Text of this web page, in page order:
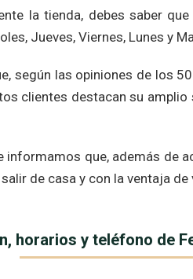
la tienda, debes saber
Jueves, Viernes, Lunes y
según las opiniones de los
clientes destacan su
informamos que, además de
de casa y con la ventaja
horarios y teléfono de